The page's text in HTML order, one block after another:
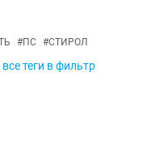
#ПС #СТИРОЛ
теги в фильтр